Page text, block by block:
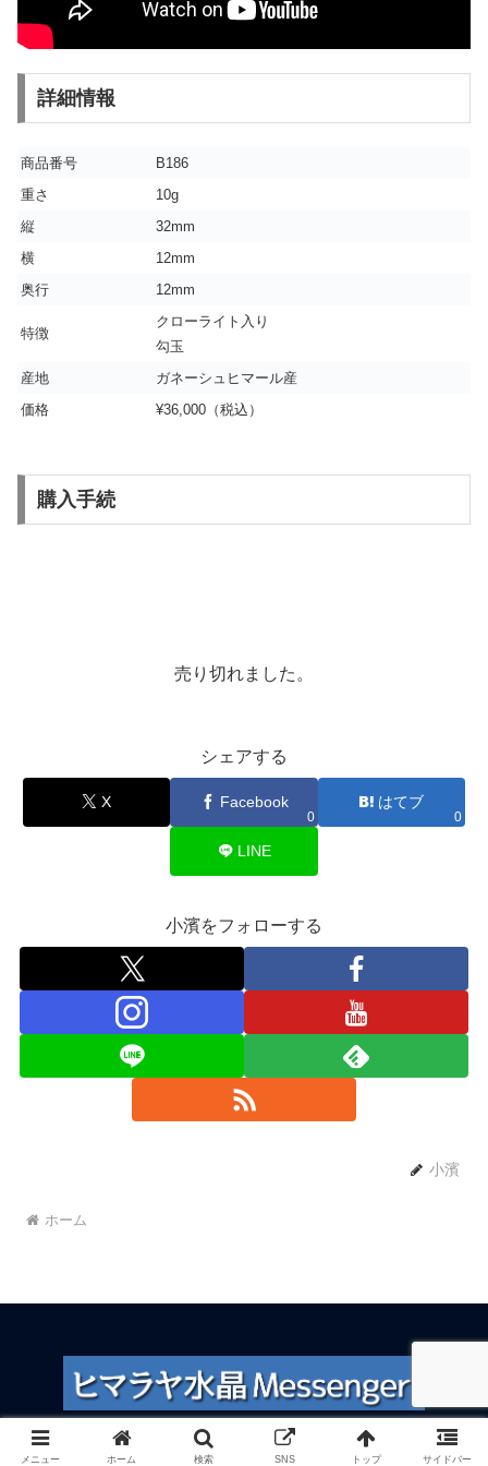
詳細情報
商品番号
B186
重さ
10g
縦
32mm
横
12mm
奥行
12mm
特徴
クローライト入り
勾玉
産地
ガネーシュヒマール産
価格
¥36,000（税込）
購入手続
売り切れました。
シェアする
X Facebook
0
はてブ
0
LINE
小濱をフォローする
小濱
ホーム
© 2017 ヒマラヤ水晶Messenger.
メニュー ホーム 検索 SNS トップ サイドバー